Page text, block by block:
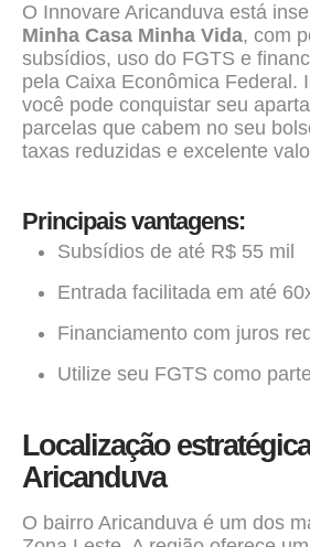
O Innovare Aricanduva está
Minha Casa Minha Vida, com
subsídios, uso do FGTS e
pela Caixa Econômica Federal.
você pode conquistar seu
parcelas que cabem no seu
taxas reduzidas e excelente
Principais vantagens:
Subsídios de até R$ 55 mil
Entrada facilitada em até
Financiamento com juros
Utilize seu FGTS como
Localização
Aricanduva
O bairro Aricanduva é um dos